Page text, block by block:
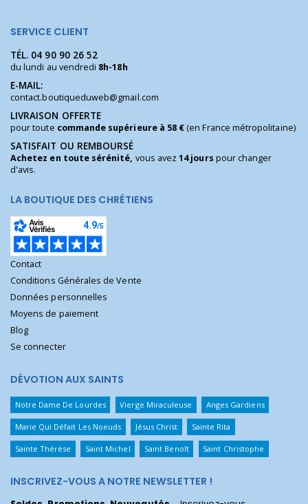
SERVICE CLIENT
TÉL. 04 90 90 26 52
du lundi au vendredi 8h-18h
E-MAIL:
contact.boutiqueduweb@gmail.com
LIVRAISON OFFERTE
pour toute commande supérieure à 58 €(en France métropolitaine)
SATISFAIT OU REMBOURSÉ
Achetez en toute sérénité, vous avez14 jours pour changer
d'avis.
LA BOUTIQUE DES CHRÉTIENS
Contact
Conditions Générales de Vente
Données personnelles
Moyens de paiement
Blog
Se connecter
DÉVOTION AUX SAINTS
Notre Dame De Lourdes Vierge Miraculeuse Anges Gardiens
Marie Qui Défait Les Noeuds Jésus Christ Sainte Rita
Sainte Thérèse Saint Michel Saint Benoît Saint Christophe
INSCRIVEZ-VOUS A NOTRE NEWSLETTER !